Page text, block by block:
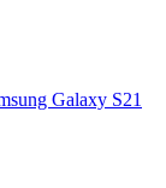
Galaxy S21